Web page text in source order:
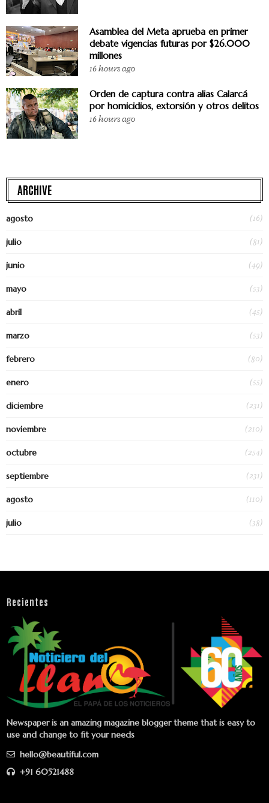
Asamblea del Meta aprueba en primer
debate vigencias futuras por $26.000
millones
16 hours ago
Orden de captura contra alias Calarcá
por homicidios, extorsión y otros delitos
16 hours ago
ARCHIVE
agosto (16)
julio (81)
junio (49)
mayo (53)
abril (45)
marzo (53)
febrero (80)
enero (55)
diciembre (231)
noviembre (210)
octubre (254)
septiembre (231)
agosto (110)
julio (38)
Recientes
Newspaper is an amazing magazine blogger theme that is easy to
use and change to fit your needs
hello@beautiful.com
+91 60521488